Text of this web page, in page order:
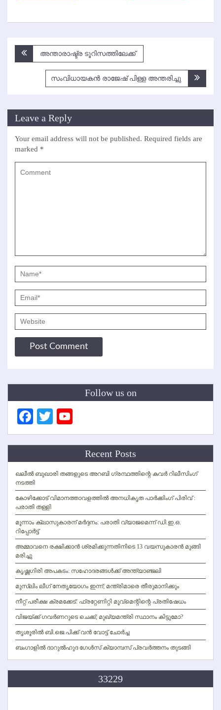
Post
navigation
അന്താരാഷ്ട്ര ടൂറിസത്തിലേക്ക്
സംവിധായകന്‍ രാജേഷ് പിള്ള അന്തരിച്ചു
Leave a Reply
Your email address will not be published. Required fields are
marked *
Follow us on
Facebook
Twitter
Channel
Recent Posts
ഖലീല്‍ ബുഖാരി തങ്ങളുടെ അറബി ഗ്രന്ഥത്തിന്റെ കവര്‍ റിലീസിംഗ്
നടത്തി
കോഴിക്കോട് വിമാനത്താവളത്തില്‍ അനധികൃത പാര്‍ക്കിംഗ് പിരിവ് :
പരാതി തള്ളി
മൂന്നാം ക്ലാസുകാരന് മര്‍ദ്ദനം: പരാതി വ്യാജമെന്ന് ഡി.ഇ.ഒ.
റിപ്പോര്‍ട്ട്
അമ്മാവനെ രക്ഷിക്കാന്‍ ശ്രമിക്കുന്നതിനിടെ 13 വയസുകാരന്‍ മുങ്ങി
മരിച്ചു
കൃഷ്ണഗിരി അപകടം: സഹോദരങ്ങള്‍ക്ക് അന്ത്യാഞ്ജലി
മുസ്ലിം ലീഗ് നേതൃയോഗം ഇന്ന്; മന്ത്രിമാരെ തീരുമാനിക്കും
നീറ്റ് പരീക്ഷ ക്രമക്കേട്: ഫ്രറ്റേണിറ്റി മൂവ്‌മെന്റിന്റെ പ്രതിഷേധം
വിജയ്ക്ക് ഗവര്‍ണറുടെ ചെക്ക്; മുഖ്യമന്ത്രി സ്ഥാനം കിട്ടുമോ?
തൃശൂരില്‍ ബി.ജെ.പിക്ക് വന്‍ വോട്ട് ചോര്‍ച്ച
ബംഗാളില്‍ ദാറുല്‍ഹുദ ഗേള്‍സ് ക്യാമ്പസ് പ്രവര്‍ത്തനം തുടങ്ങി
33229